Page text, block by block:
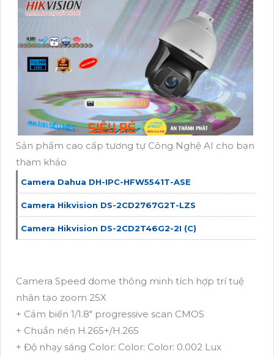
Sản phẩm cao cấp tương tự Công Nghệ AI cho bạn
tham khảo
Camera Dahua DH-IPC-HFW5541T-ASE
Camera Hikvision DS-2CD2767G2T-LZS
Camera Hikvision DS-2CD2T46G2-2I (C)
Camera Speed dome thông minh tích hợp trí tuệ
nhân tạo zoom 25X
+ Cảm biến 1/1.8" progressive scan CMOS
+ Chuẩn nén H.265+/H.265
+ Độ nhạy sáng Color: Color: Color: 0.002 Lux